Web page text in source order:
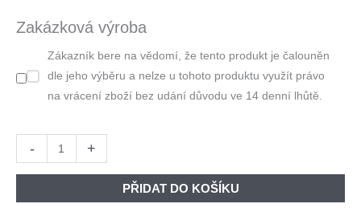
Byla:
510,00 Kč. 836,00
Zakázková výroba
Zákazník bere na vědomí, že tento produkt je čalouněn
dle jeho výběru a nelze u tohoto produktu využít právo
na vrácení zboží bez udání důvodu ve 14 denní lhůtě.
-
KASTEL
27
+
PŘIDAT DO KOŠÍKU